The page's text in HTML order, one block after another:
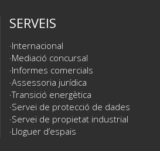
SERVEIS
Internacional
Mediació concursal
Informes comercials
Assessoria jurídica
Transició energètica
Servei de protecció de dades
Servei de propietat industrial
Lloguer d’espais